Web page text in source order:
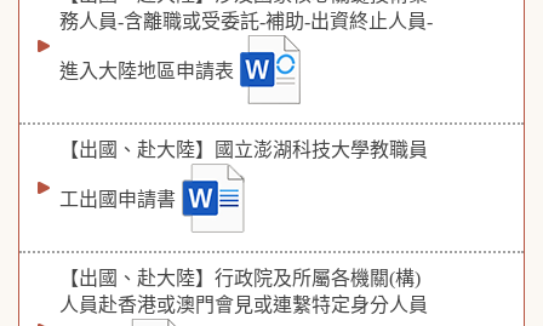
務人員-含離職或受委託-補助-出資終止人員-
進入大陸地區申請表
【出國、赴大陸】國立澎湖科技大學教職員
工出國申請書
【出國、赴大陸】行政院及所屬各機關(構)
人員赴香港或澳門會見或連繫特定身分人員